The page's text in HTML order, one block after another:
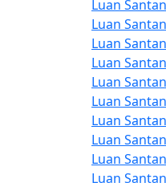
Luan
Luan
Luan
Luan
Luan
Luan
Luan
Luan
Luan
Luan